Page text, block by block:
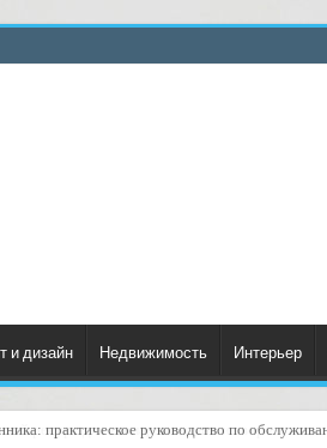
и дизайн Недвижимость Интерьер
ресурс для тепла, экономии и творчества